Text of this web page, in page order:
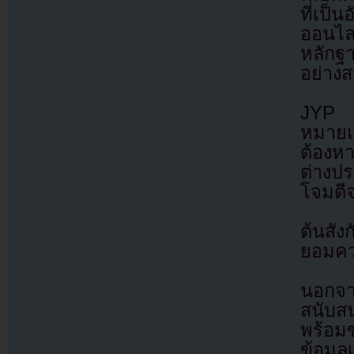
ที่เป็
ออนไ
หลักฐ
อย่าง
JYP
หมาย
ต้องห
ต่างป
โจมตี
ต้นสัง
ยอมค
นอก
สนับส
พร้อ